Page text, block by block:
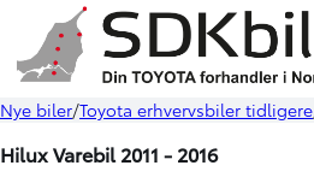
Nye biler Toyota erhvervsbiler tidligere
Hilux Varebil 2011 - 2016